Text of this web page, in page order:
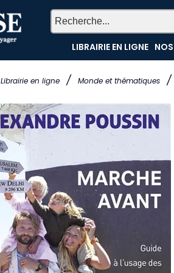
Librairie en ligne / Monde et thématiques /
LIBRAIRIE EN LIGNE